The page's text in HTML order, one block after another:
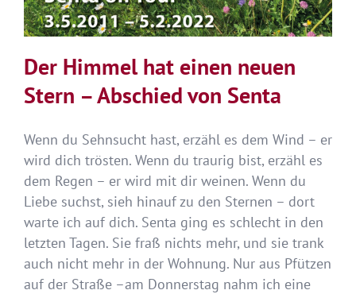
Der Himmel hat einen neuen
Stern – Abschied von Senta
Wenn du Sehnsucht hast, erzähl es dem Wind – er
wird dich trösten. Wenn du traurig bist, erzähl es
dem Regen – er wird mit dir weinen. Wenn du
Liebe suchst, sieh hinauf zu den Sternen – dort
warte ich auf dich. Senta ging es schlecht in den
letzten Tagen. Sie fraß nichts mehr, und sie trank
auch nicht mehr in der Wohnung. Nur aus Pfützen
auf der Straße –am Donnerstag nahm ich eine